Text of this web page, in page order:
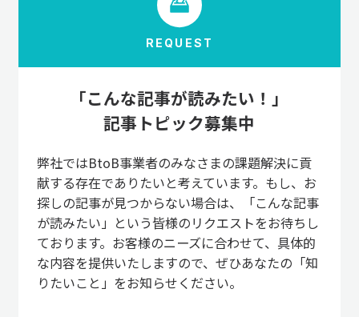
REQUEST
「こんな記事が読みたい！」
記事トピック募集中
弊社ではBtoB事業者のみなさまの課題解決に貢
献する存在でありたいと考えています。もし、お
探しの記事が見つからない場合は、「こんな記事
が読みたい」という皆様のリクエストをお待ちし
ております。お客様のニーズに合わせて、具体的
な内容を提供いたしますので、ぜひあなたの「知
りたいこと」をお知らせください。